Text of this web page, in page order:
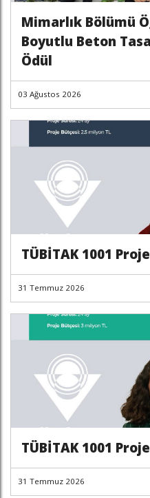
Mimarlık Bölümü
Boyutlu Beton
Ödül
03 Ağustos 2026
TÜBİTAK 1001
31 Temmuz 2026
TÜBİTAK 1001
31 Temmuz 2026